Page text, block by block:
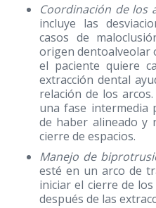
Coordinación de los
incluye las
casos de
origen dentoalveolar
el paciente quiere
extracción dental
relación de los
una fase
de haber alineado y
cierre de espacios.
Manejo de
esté en un arco de
iniciar el cierre de
después de las